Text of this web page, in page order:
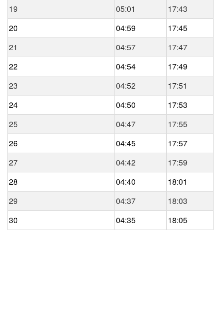
19
05:01
17:43
20
04:59
17:45
21
04:57
17:47
22
04:54
17:49
23
04:52
17:51
24
04:50
17:53
25
04:47
17:55
26
04:45
17:57
27
04:42
17:59
28
04:40
18:01
29
04:37
18:03
30
04:35 18:05